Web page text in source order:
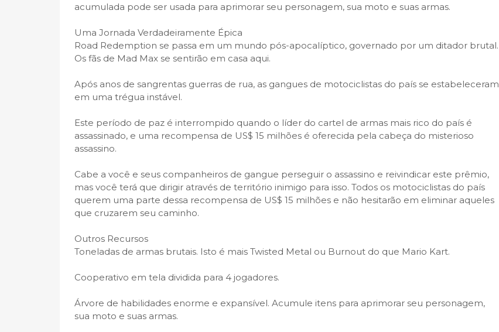
acumulada pode ser usada para aprimorar seu personagem, sua moto e suas armas.
Uma Jornada Verdadeiramente Épica
Road Redemption se passa em um mundo pós-apocalíptico, governado por um ditador brutal.
Os fãs de Mad Max se sentirão em casa aqui.
Após anos de sangrentas guerras de rua, as gangues de motociclistas do país se estabeleceram
em uma trégua instável.
Este período de paz é interrompido quando o líder do cartel de armas mais rico do país é
assassinado, e uma recompensa de US$ 15 milhões é oferecida pela cabeça do misterioso
assassino.
Cabe a você e seus companheiros de gangue perseguir o assassino e reivindicar este prêmio,
mas você terá que dirigir através de território inimigo para isso. Todos os motociclistas do país
querem uma parte dessa recompensa de US$ 15 milhões e não hesitarão em eliminar aqueles
que cruzarem seu caminho.
Outros Recursos
Toneladas de armas brutais. Isto é mais Twisted Metal ou Burnout do que Mario Kart.
Cooperativo em tela dividida para 4 jogadores.
Árvore de habilidades enorme e expansível. Acumule itens para aprimorar seu personagem,
sua moto e suas armas.